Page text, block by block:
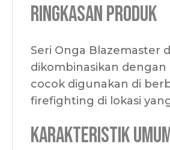
Ringkasan Produk
Seri Onga Blazemaster
dikombinasikan
cocok digunakan di
firefighting di lokasi
Karakteristik